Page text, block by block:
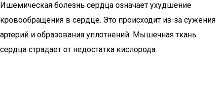
Ишемическая болезнь сердца означает ухудшение
кровообращения в сердце. Это происходит из-за сужения
артерий и образования уплотнений. Мышечная ткань
сердца страдает от недостатка кислорода.